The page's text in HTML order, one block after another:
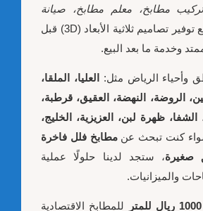
مطابخ، معلم مطابخ، صيانة
، مع توفير تصاميم ثلاثية الأبعاد (3D) قبل
وخدمة ما بعد البيع.
وأحياء الرياض مثل:
العليا، الملقا،
الروضة، النهضة، العقيق، قرطبة،
الشفا، ظهرة لبن، العزيزية، الخليج،
كنت تبحث عنمطابخ فلل فاخرة
صغيرة، ستجد لدينا حلولًا عملية
والميزانيات.
1000 ريال للمتر للمطابخ الاقتصادية